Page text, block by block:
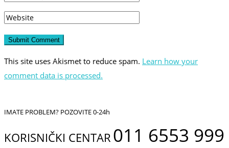
This site uses Akismet to reduce spam. Learn how your
comment data is processed.
IMATE PROBLEM? POZOVITE 0-24h
KORISNIČKI CENTAR 011 6553 999